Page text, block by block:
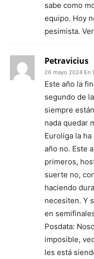
sabe como
equipo. Hoy
pesimista.
Petravicius
26 mayo 2024 En
Este año la
segundo de
siempre
nada quedar
Euroliga la
año no. Este
primeros,
suerte no,
haciendo
necesiten. Y
en
Posdata:
imposible,
les está